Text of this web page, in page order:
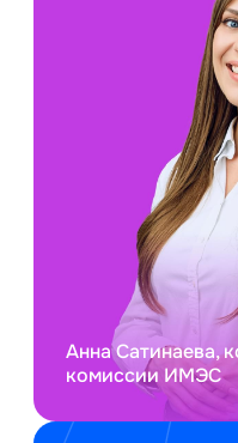
Анна Сатинаева,
комиссии ИМЭС